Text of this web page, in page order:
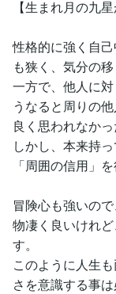
【生まれ月の九
性格的に強く自
も狭く、気分の
一方で、他人に
うなると周りの
良く思われなかっ
しかし、本来持
「周囲の信用」
冒険心も強いの
物凄く良いけれ
す。
このように人生
さを意識する事は